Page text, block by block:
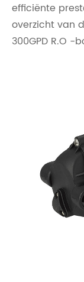
efficiënte
overzicht van
300GPD R.O -